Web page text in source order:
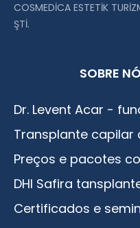
COSMEDİCA ESTETİK
ŞTİ.
SOBRE
Dr. Levent Acar -
Transplante capilar
Preços e pacotes
DHI Safira
Certificados e